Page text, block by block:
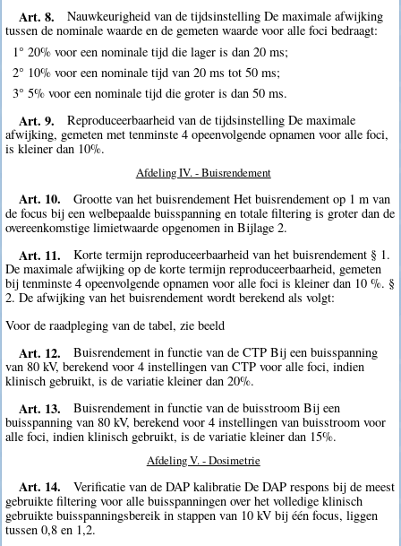
Art. 8.
Nauwkeurigheid van de tijdsinstelling De maximale afwijking
tussen de nominale waarde en de gemeten waarde voor alle foci bedraagt:
1° 20% voor een nominale tijd die lager is dan 20 ms;
2° 10% voor een nominale tijd van 20 ms tot 50 ms;
3° 5% voor een nominale tijd die groter is dan 50 ms.
Art. 9.
Reproduceerbaarheid van de tijdsinstelling De maximale
afwijking, gemeten met tenminste 4 opeenvolgende opnamen voor alle foci,
is kleiner dan 10%.
Afdeling IV. - Buisrendement
Art. 10.
Grootte van het buisrendement Het buisrendement op 1 m van
de focus bij een welbepaalde buisspanning en totale filtering is groter dan de
overeenkomstige limietwaarde opgenomen in Bijlage 2.
Art. 11.
Korte termijn reproduceerbaarheid van het buisrendement § 1.
De maximale afwijking op de korte termijn reproduceerbaarheid, gemeten
bij tenminste 4 opeenvolgende opnamen voor alle foci is kleiner dan 10 %. §
2. De afwijking van het buisrendement wordt berekend als volgt:
Voor de raadpleging van de tabel, zie beeld
Art. 12.
Buisrendement in functie van de CTP Bij een buisspanning
van 80 kV, berekend voor 4 instellingen van CTP voor alle foci, indien
klinisch gebruikt, is de variatie kleiner dan 20%.
Art. 13.
Buisrendement in functie van de buisstroom Bij een
buisspanning van 80 kV, berekend voor 4 instellingen van buisstroom voor
alle foci, indien klinisch gebruikt, is de variatie kleiner dan 15%.
Afdeling V. - Dosimetrie
Art. 14.
Verificatie van de DAP kalibratie De DAP respons bij de meest
gebruikte filtering voor alle buisspanningen over het volledige klinisch
gebruikte buisspanningsbereik in stappen van 10 kV bij één focus, liggen
tussen 0,8 en 1,2.